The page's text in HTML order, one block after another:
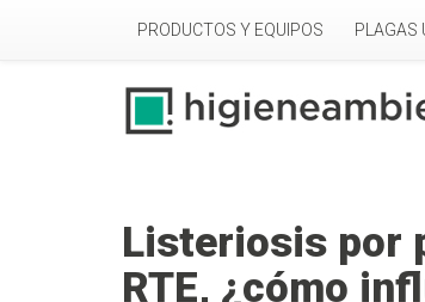
PRODUCTOS Y EQUIPOS PLAGAS
Listeriosis por
RTE, ¿cómo